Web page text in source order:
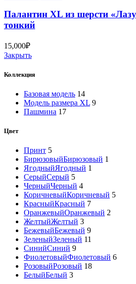
Палантин XL из шерсти
тонкий
15,000₽
Закрыть
Коллекция
Базовая модель 14
Модель размера XL 9
Пашмина 17
Цвет
Принт 5
БирюзовыйБирюзовый 1
ЯгодныйЯгодный 1
СерыйСерый 5
ЧерныйЧерный 4
КоричневыйКоричневый 5
КрасныйКрасный 7
ОранжевыйОранжевый 2
ЖелтыйЖелтый 3
БежевыйБежевый 9
ЗеленыйЗеленый 11
СинийСиний 9
ФиолетовыйФиолетовый 6
РозовыйРозовый 18
БелыйБелый 3